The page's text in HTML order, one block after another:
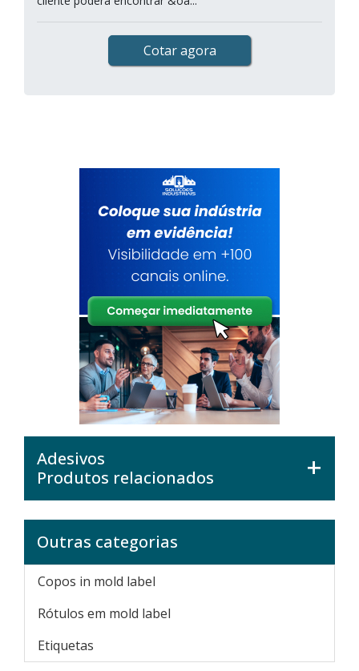
Cotar agora
Adesivos
Produtos relacionados
Outras categorias
Copos in mold label
Rótulos em mold label
Etiquetas